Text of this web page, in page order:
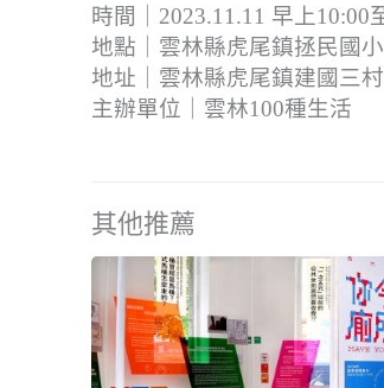
時間｜2023.11.11 早上10:00
地點｜雲林縣虎尾鎮拯民國小
地址｜雲林縣虎尾鎮建國三
主辦單位｜雲林100種生活
其他推薦